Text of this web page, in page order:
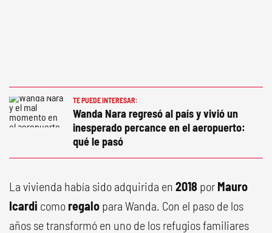
TE PUEDE INTERESAR:
Wanda Nara regresó al país y vivió un
inesperado percance en el aeropuerto:
qué le pasó
La vivienda había sido adquirida en 2018 por Mauro
Icardi como regalo para Wanda. Con el paso de los
años se transformó en uno de los refugios familiares